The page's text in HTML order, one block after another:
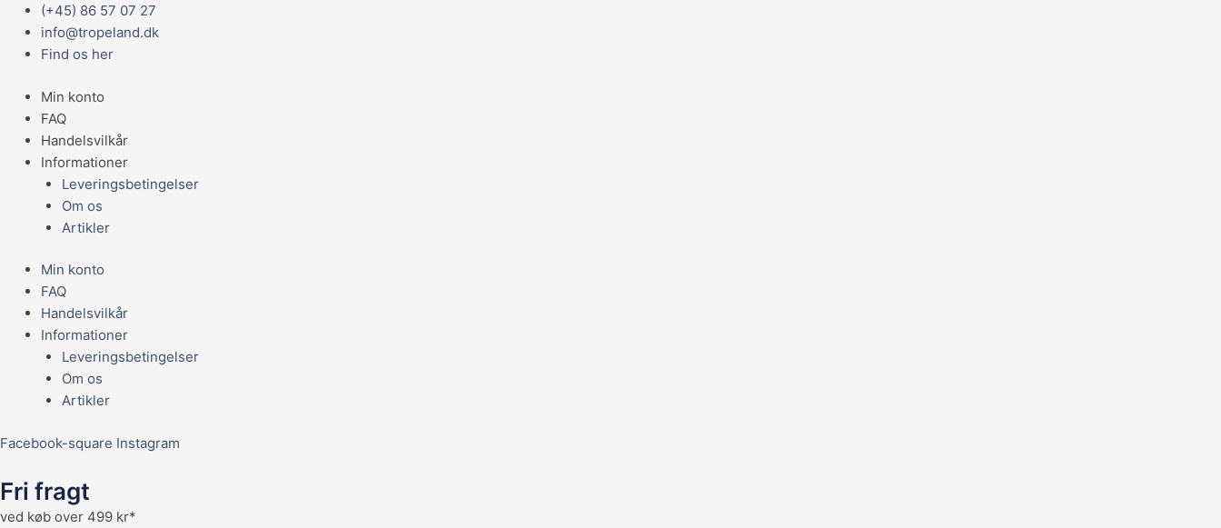
indholdet
(+45) 86 57 07 27
info@tropeland.dk
Find os her
Min konto
FAQ
Handelsvilkår
Informationer
Leveringsbetingelser
Om os
Artikler
Min konto
FAQ
Handelsvilkår
Informationer
Leveringsbetingelser
Om os
Artikler
Facebook-square Instagram
Fri fragt
ved køb over 499 kr*
Main
Menu
MIM
VARIOCAGE
M
antal